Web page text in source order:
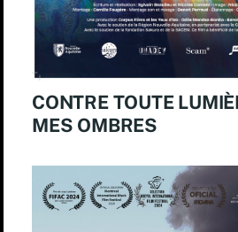
CONTRE TOUTE
MES OMBRES